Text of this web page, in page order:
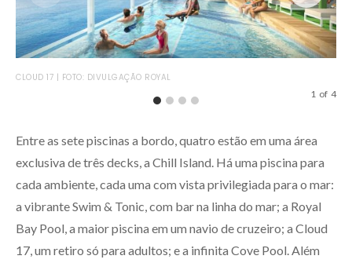
CLOUD 17 | FOTO: DIVULGAÇÃO ROYAL
1 of 4
Entre as sete piscinas a bordo, quatro estão em uma área
exclusiva de três decks, a Chill Island. Há uma piscina para
cada ambiente, cada uma com vista privilegiada para o mar:
a vibrante Swim & Tonic, com bar na linha do mar; a Royal
Bay Pool, a maior piscina em um navio de cruzeiro; a Cloud
17, um retiro só para adultos; e a infinita Cove Pool. Além